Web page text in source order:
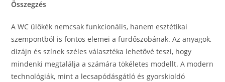
Összegzés
A WC ülőkék nemcsak funkcionális, hanem esztétikai
szempontból is fontos elemei a fürdőszobának. Az anyagok,
dizájn és színek széles választéka lehetővé teszi, hogy
mindenki megtalálja a számára tökéletes modellt. A modern
technológiák, mint a lecsapódásgátló és gyorskioldó